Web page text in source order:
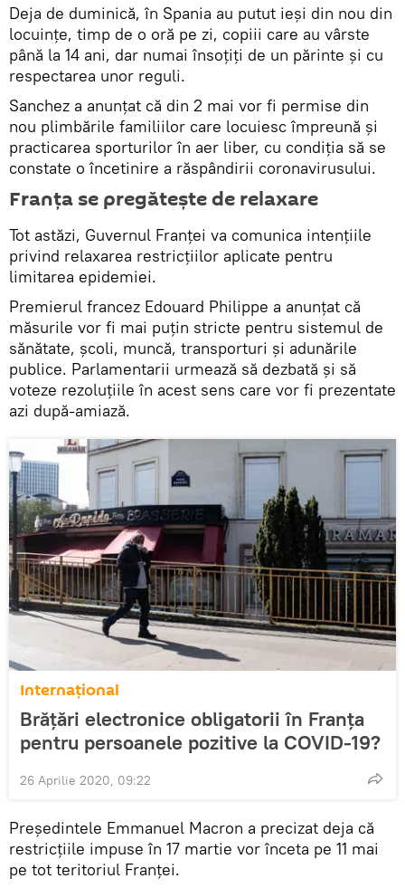
Deja de duminică, în Spania au putut ieşi din nou din
locuinţe, timp de o oră pe zi, copiii care au vârste
până la 14 ani, dar numai însoţiţi de un părinte și cu
respectarea unor reguli.
Sanchez a anunţat că din 2 mai vor fi permise din
nou plimbările familiilor care locuiesc împreună şi
practicarea sporturilor în aer liber, cu condiţia să se
constate o încetinire a răspândirii coronavirusului.
Franța se pregătește de relaxare
Tot astăzi, Guvernul Franţei va comunica intenţiile
privind relaxarea restricţiilor aplicate pentru
limitarea epidemiei.
Premierul francez Edouard Philippe a anunţat că
măsurile vor fi mai puţin stricte pentru sistemul de
sănătate, şcoli, muncă, transporturi şi adunările
publice. Parlamentarii urmează să dezbată şi să
voteze rezoluţiile în acest sens care vor fi prezentate
azi după-amiază.
Internaţional
Brățări electronice obligatorii în Franța
pentru persoanele pozitive la COVID-19?
26 Aprilie 2020, 09:22
Preşedintele Emmanuel Macron a precizat deja că
restricţiile impuse în 17 martie vor înceta pe 11 mai
pe tot teritoriul Franţei.